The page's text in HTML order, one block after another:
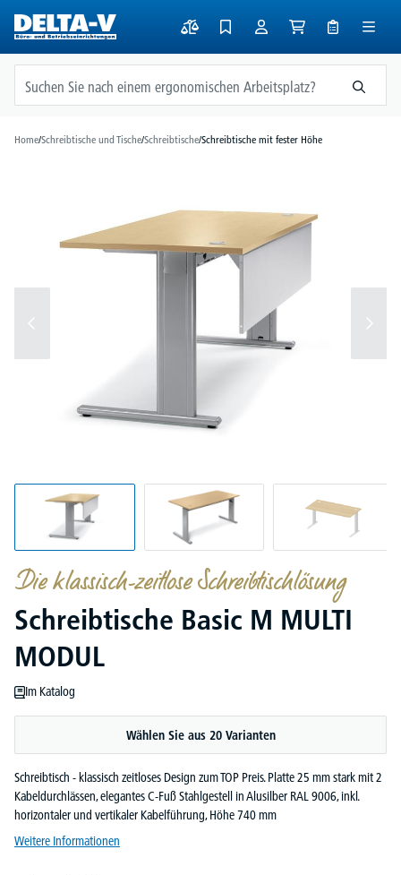
springen
Home/Schreibtische und Tische/Schreibtische/Schreibtische mit fester Höhe
Die klassisch-zeitlose Schreibtischlösung
Schreibtische Basic M MULTI
MODUL
Im Katalog
Wählen Sie aus 20 Varianten
Schreibtisch - klassisch zeitloses Design zum TOP Preis. Platte 25 mm stark mit 2
Kabeldurchlässen, elegantes C-Fuß Stahlgestell in Alusilber RAL 9006, inkl.
horizontaler und vertikaler Kabelführung, Höhe 740 mm
Weitere Informationen